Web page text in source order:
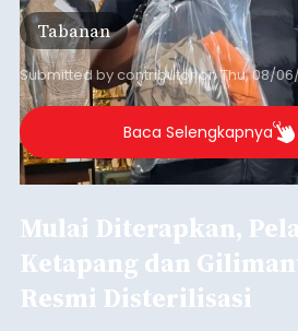
Tabanan
Submitted bycontributoronThu, 08/
Baca Selengkapnya
Mulai Diterapkan,
Ketapang dan
Resmi Disterilisasi